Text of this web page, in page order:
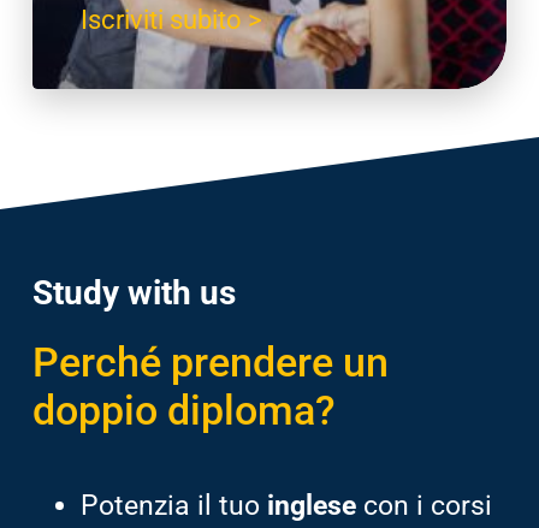
Iscriviti subito >
Study with us
Perché prendere un
doppio diploma?
Potenzia il tuo inglese con i corsi